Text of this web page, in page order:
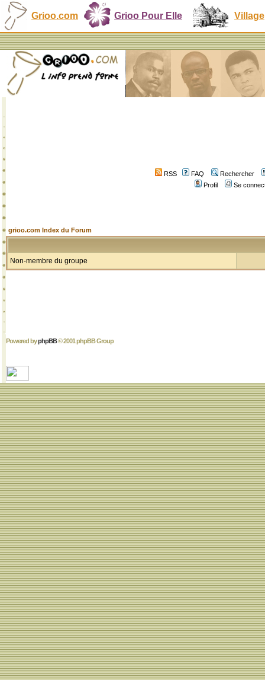
Grioo.com Grioo Pour Elle Village
RSS FAQ
Rechercher
Profil
Se
grioo.com Index du Forum
Non-membre du groupe
Powered byphpBB© 2001 phpBB Group